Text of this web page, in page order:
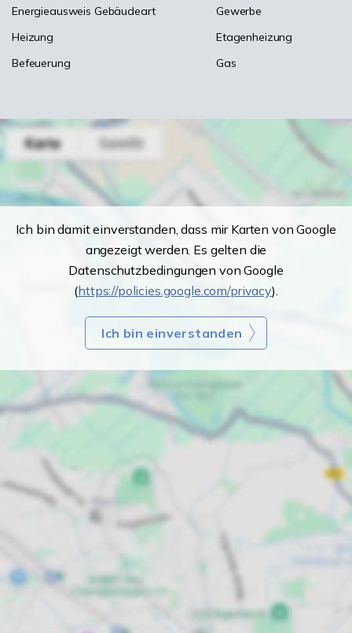
Energieausweis Gebäudeart
Gewerbe
Heizung
Etagenheizung
Befeuerung
Gas
Ich bin damit einverstanden, dass mir Karten von Google
angezeigt werden. Es gelten die
Datenschutzbedingungen von Google
(https://policies.google.com/privacy).
Ich bin einverstanden